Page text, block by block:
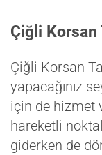
Çiğli
Çiğli Korsan
yapacağınız
için de hizmet
hareketli
giderken de